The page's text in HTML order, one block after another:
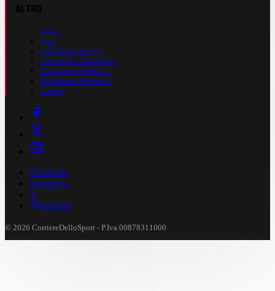
Video
Foto
Calendario Serie A
Calendario Champions
Calendario Europa L.
Calendario Premier L.
Casinò
Facebook
Instagram
X
WhatsApp
© 2026 CorriereDelloSport - P.Iva 00878311000